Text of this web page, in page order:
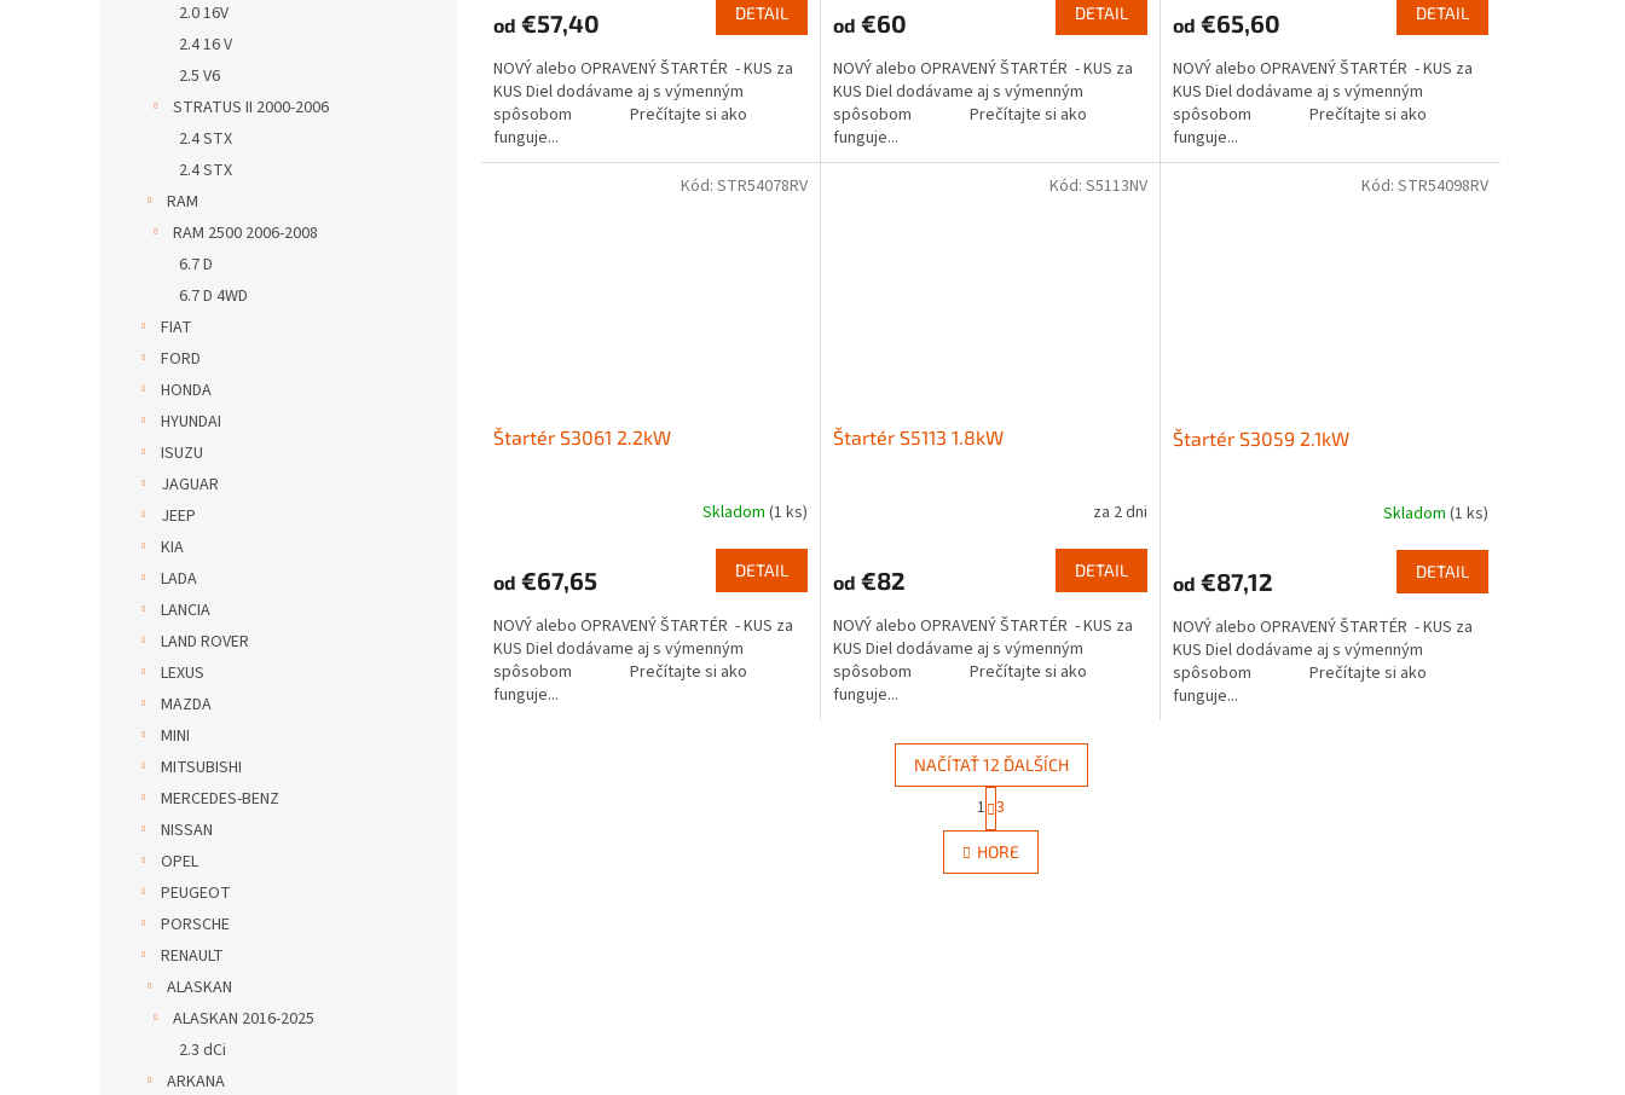
2.0 16V
2.4 16 V
2.5 V6
STRATUS II 2000-2006
2.4 STX
2.4 STX
RAM
RAM 2500 2006-2008
6.7 D
6.7 D 4WD
FIAT
FORD
HONDA
HYUNDAI
ISUZU
JAGUAR
JEEP
KIA
LADA
LANCIA
LAND ROVER
LEXUS
MAZDA
MINI
MITSUBISHI
MERCEDES-BENZ
NISSAN
OPEL
PEUGEOT
PORSCHE
RENAULT
ALASKAN
ALASKAN 2016-2025
2.3 dCi
ARKANA
od €57,40 DETAIL
NOVÝ alebo OPRAVENÝ ŠTARTÉR - KUS za
KUS Diel dodávame aj s výmenným
spôsobom Prečítajte si ako
funguje...
od €60 DETAIL
NOVÝ alebo OPRAVENÝ ŠTARTÉR - KUS za
KUS Diel dodávame aj s výmenným
spôsobom Prečítajte si ako
funguje...
od €65,60 DETAIL
NOVÝ alebo OPRAVENÝ ŠTARTÉR - KUS za
KUS Diel dodávame aj s výmenným
spôsobom Prečítajte si ako
funguje...
Štartér S3061 2.2kW
Skladom (1 ks)
od €67,65 DETAIL
NOVÝ alebo OPRAVENÝ ŠTARTÉR - KUS za
KUS Diel dodávame aj s výmenným
spôsobom Prečítajte si ako
funguje...
Kód: STR54078RV
Štartér S5113 1.8kW
za 2 dni
od €82 DETAIL
NOVÝ alebo OPRAVENÝ ŠTARTÉR - KUS za
KUS Diel dodávame aj s výmenným
spôsobom Prečítajte si ako
funguje...
Kód: S5113NV
Štartér S3059 2.1kW
Skladom (1 ks)
od €87,12 DETAIL
NOVÝ alebo OPRAVENÝ ŠTARTÉR - KUS za
KUS Diel dodávame aj s výmenným
spôsobom Prečítajte si ako
funguje...
Kód: STR54098RV
O
v
l
NAČÍTAŤ 12 ĎALŠÍCH
S
t
r
á
n
1 3
HORE